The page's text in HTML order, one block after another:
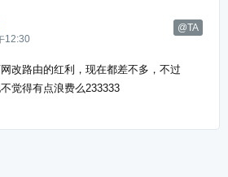
@TA
12:30
改路由的红利，现在都差不多，不过
觉得有点浪费么233333